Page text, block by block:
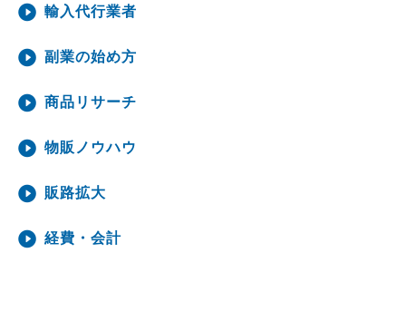
輸入代行業者
副業の始め方
商品リサーチ
物販ノウハウ
販路拡大
経費・会計